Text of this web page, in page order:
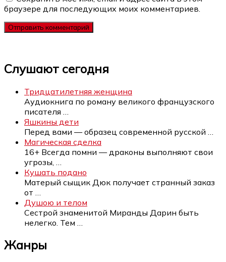
браузере для последующих моих комментариев.
Слушают сегодня
Тридцатилетняя женщина
Аудиокнига по роману великого французского
писателя
Яшкины дети
Перед вами — образец современной русской
Магическая сделка
16+ Всегда помни — драконы выполняют свои
угрозы,
Кушать подано
Матерый сыщик Дюк получает странный заказ
от
Душою и телом
Сестрой знаменитой Миранды Дарин быть
нелегко. Тем
Жанры